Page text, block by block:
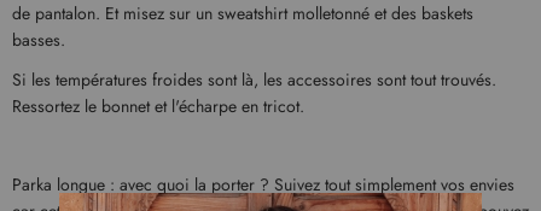
de pantalon. Et misez sur un sweatshirt molletonné et des baskets
basses.
Si les températures froides sont là, les accessoires sont tout trouvés.
Ressortez le bonnet et l'écharpe en tricot.
Parka longue : avec quoi la porter ? Suivez tout simplement vos envies